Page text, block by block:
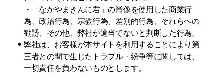
・「なかやまきんに君」の肖像を使用した商業行
為、政治行為、宗教行為、差別的行為、それらへの
勧誘、その他、弊社が適当でないと判断した行為。
• 弊社は、お客様が本サイトを利用することにより第
三者との間で生じたトラブル・紛争等に関しては、
一切責任を負わないものとします。